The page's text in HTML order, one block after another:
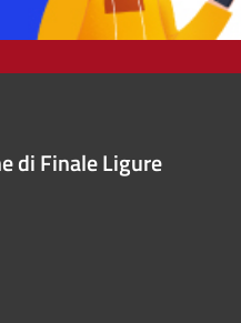
di Finale Ligure